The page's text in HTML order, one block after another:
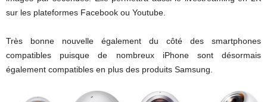
sur les plateformes Facebook ou Youtube.
Très bonne nouvelle également du côté des smartphones
compatibles puisque de nombreux iPhone sont désormais
également compatibles en plus des produits Samsung.